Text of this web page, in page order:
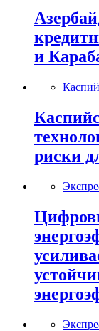
и
риски